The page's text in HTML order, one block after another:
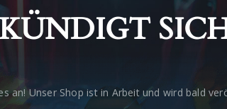
SICH
an! Unser Shop ist in Arbeit und wird bald